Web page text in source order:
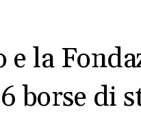
e la
borse di